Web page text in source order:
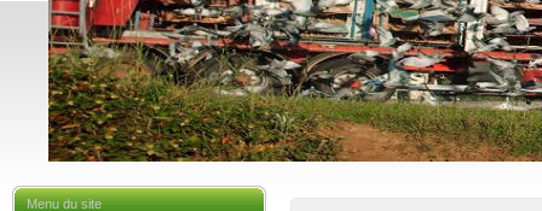
Menu du site